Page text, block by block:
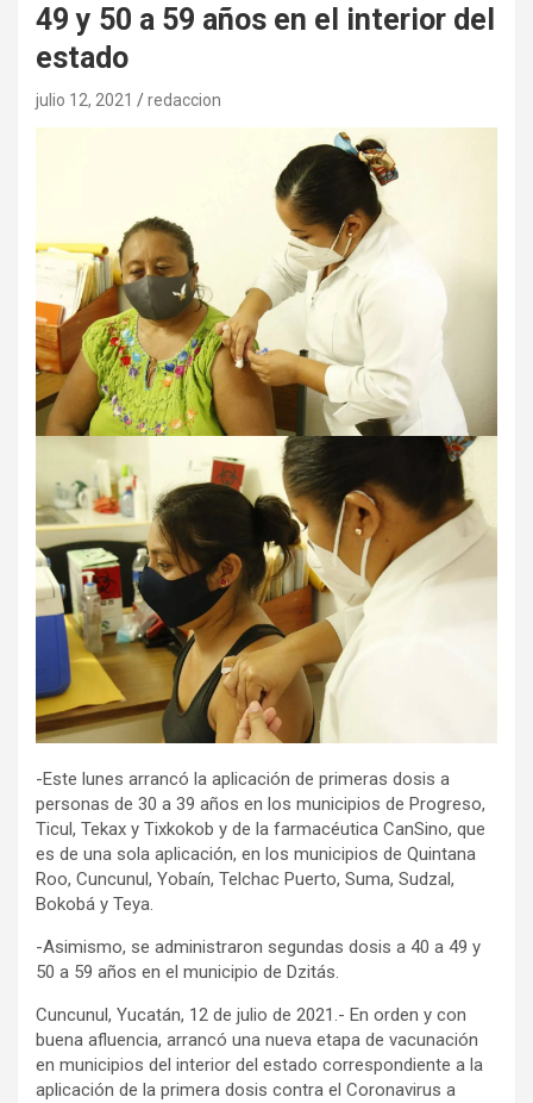
49 y 50 a 59 años en el interior del
estado
julio 12, 2021 redaccion
-Este lunes arrancó la aplicación de primeras dosis a
personas de 30 a 39 años en los municipios de Progreso,
Ticul, Tekax y Tixkokob y de la farmacéutica CanSino, que
es de una sola aplicación, en los municipios de Quintana
Roo, Cuncunul, Yobaín, Telchac Puerto, Suma, Sudzal,
Bokobá y Teya.
-Asimismo, se administraron segundas dosis a 40 a 49 y
50 a 59 años en el municipio de Dzitás.
Cuncunul, Yucatán, 12 de julio de 2021.- En orden y con
buena afluencia, arrancó una nueva etapa de vacunación
en municipios del interior del estado correspondiente a la
aplicación de la primera dosis contra el Coronavirus a